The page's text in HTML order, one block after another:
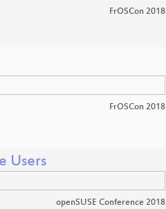
FrOSCon 2018
FrOSCon 2018
Users
openSUSE Conference 2018